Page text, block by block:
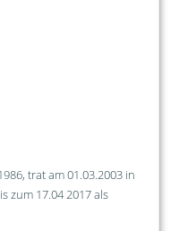
trat am 01.03.2003 in
zum 17.04 2017 als